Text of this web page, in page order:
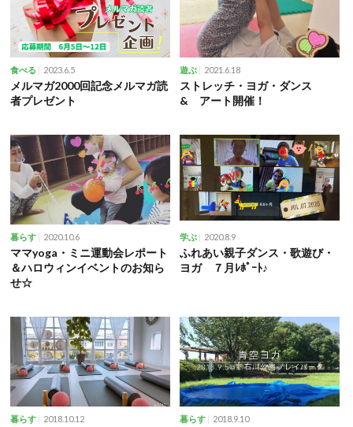
食べる 2023.6.5
メルマガ2000回記念メルマガ読
者プレゼント
遊ぶ 2021.6.18
ストレッチ・ヨガ・ダンス
& アート開催！
暮らす 2020.10.6
ママyoga・ミニ運動会レポート
＆ハロウィンイベントのお知ら
せ☆
学ぶ 2020.8.9
ふれあい親子ダンス・歌遊び・
ヨガ ７月ﾚﾎﾟｰﾄ♪
暮らす 2018.10.12 暮らす 2018.9.10